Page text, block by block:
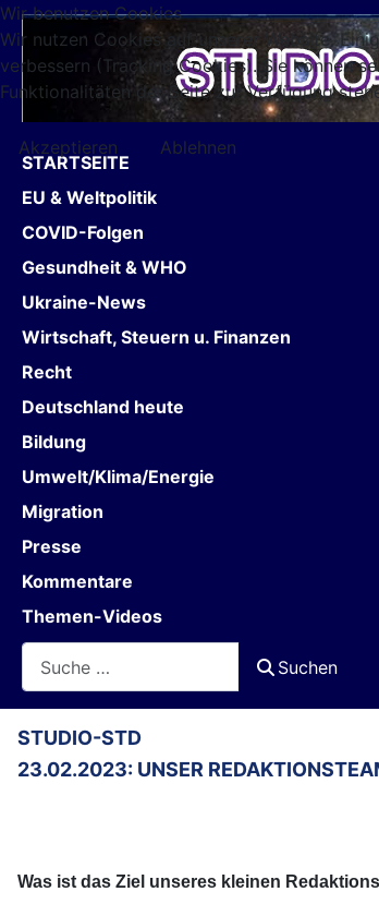
STARTSEITE
EU & Weltpolitik
COVID-Folgen
Gesundheit & WHO
Ukraine-News
Wirtschaft, Steuern u. Finanzen
Recht
Deutschland heute
Bildung
Umwelt/Klima/Energie
Migration
Presse
Kommentare
Themen-Videos
Suchen
STUDIO-STD
23.02.2023: UNSER
Was ist das Ziel unseres kleinen
Wir benutzen Cookies
Wir nutzen Cookies auf unserer Website.
verbessern (Tracking Cookies). Sie können
Funktionalitäten der Seite zur Verfügung
Akzeptieren
Ablehnen